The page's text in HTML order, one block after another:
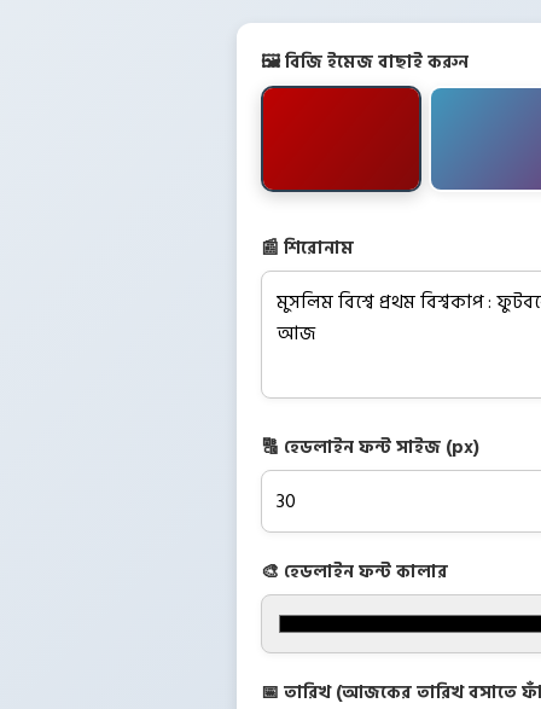
🖼️ বিজি ইমেজ বাছাই করুন
📰 শিরোনাম
🔠 হেডলাইন ফন্ট সাইজ (px)
🎨 হেডলাইন ফন্ট কালার
📅 তারিখ (আজকের তারিখ বসাতে